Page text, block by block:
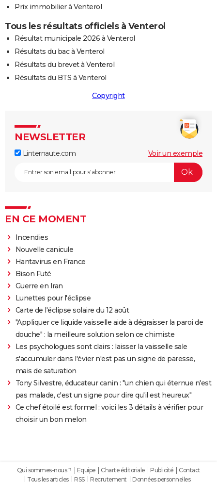
Prix immobilier à Venterol
Tous les résultats officiels à Venterol
Résultat municipale 2026 à Venterol
Résultats du bac à Venterol
Résultats du brevet à Venterol
Résultats du BTS à Venterol
Copyright
NEWSLETTER
Linternaute.com Voir un exemple
EN CE MOMENT
Incendies
Nouvelle canicule
Hantavirus en France
Bison Futé
Guerre en Iran
Lunettes pour l'éclipse
Carte de l'éclipse solaire du 12 août
"Appliquer ce liquide vaisselle aide à dégraisser la paroi de
douche" : la meilleure solution selon ce chimiste
Les psychologues sont clairs : laisser la vaisselle sale
s'accumuler dans l'évier n'est pas un signe de paresse,
mais de saturation
Tony Silvestre, éducateur canin : "un chien qui éternue n'est
pas malade, c'est un signe pour dire qu'il est heureux"
Ce chef étoilé est formel : voici les 3 détails à vérifier pour
choisir un bon melon
Qui sommes-nous ? Equipe Charte éditoriale Publicité
Contact
Tous les articles
RSS Recrutement Données personnelles